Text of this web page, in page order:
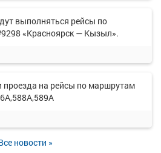
выполняться рейсы по
«Красноярск — Кызыл».
проезда на рейсы по маршрутам
новости »